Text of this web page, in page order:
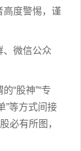
高度警惕，谨
、微信公众
“股神”“专
”等方式间接
必有所图，